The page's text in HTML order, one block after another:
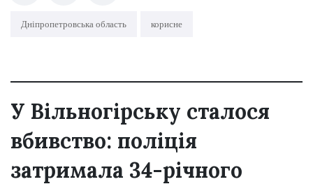
Дніпропетровська область корисне
У Вільногірську сталося
вбивство: поліція
затримала 34-річного